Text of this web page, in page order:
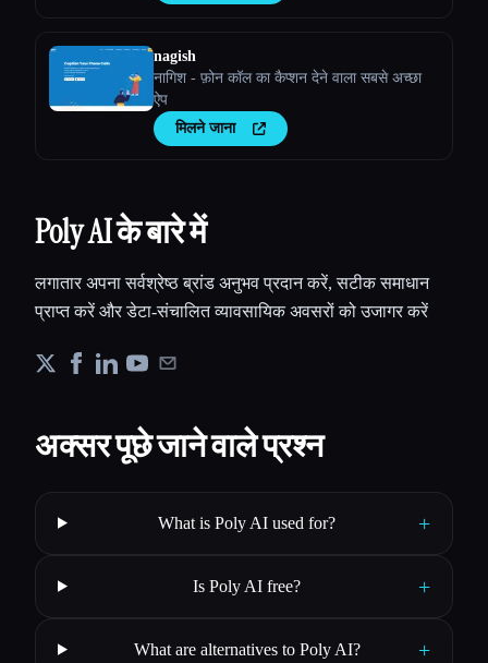
nagish
नागिश - फ़ोन कॉल का कैप्शन देने वाला सबसे अच्छा
ऐप
मिलने जाना
Poly AI के बारे में
लगातार अपना सर्वश्रेष्ठ ब्रांड अनुभव प्रदान करें, सटीक समाधान
प्राप्त करें और डेटा-संचालित व्यावसायिक अवसरों को उजागर करें
अक्सर पूछे जाने वाले प्रश्न
What is Poly AI used for? +
Is Poly AI free? +
What are alternatives to Poly AI? +